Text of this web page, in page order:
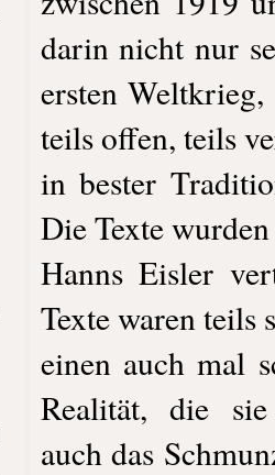
darin nicht nur
ersten
teils offen, teils
in bester
Die Texte
Hanns Eisler
Texte waren teils
einen auch mal
Realität, die
auch das